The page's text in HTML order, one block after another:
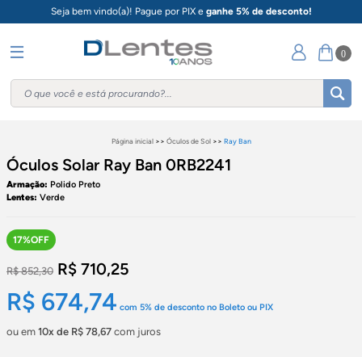
Seja bem vindo(a)! Pague por PIX e ganhe 5% de desconto!
0
Página inicial>> Óculos de Sol>> Ray Ban
Óculos Solar Ray Ban 0RB2241
Armação: Polido Preto
Lentes: Verde
17%OFF
R$ 852,30 R$ 710,25
R$ 674,74 com 5% de desconto no Boleto ou PIX
ou em 10x de R$ 78,67 com juros